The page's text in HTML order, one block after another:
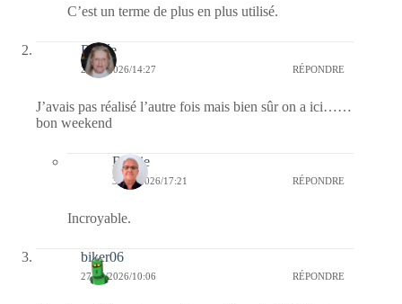
C’est un terme de plus en plus utilisé.
Renée
27/06/2026/14:27 RÉPONDRE
J’avais pas réalisé l’autre fois mais bien sûr on a ici……
bon weekend
Bernie
30/06/2026/17:21 RÉPONDRE
Incroyable.
biker06
27/06/2026/10:06 RÉPONDRE